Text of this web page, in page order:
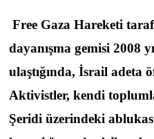
Free Gaza Hareketi
dayanışma gemisi 2008
ulaştığında, İsrail adeta
Aktivistler, kendi
Şeridi üzerindeki